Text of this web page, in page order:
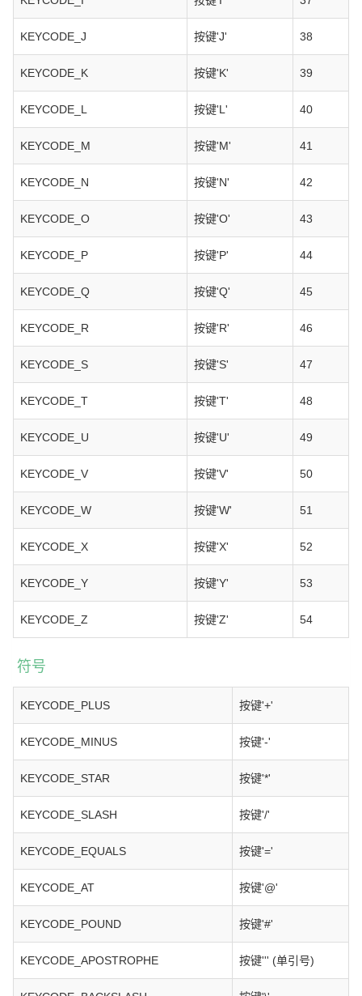
KEYCODE_J 按键'J' 38
KEYCODE_K 按键'K' 39
KEYCODE_L 按键'L' 40
KEYCODE_M 按键'M' 41
KEYCODE_N 按键'N' 42
KEYCODE_O 按键'O' 43
KEYCODE_P 按键'P' 44
KEYCODE_Q 按键'Q' 45
KEYCODE_R 按键'R' 46
KEYCODE_S 按键'S' 47
KEYCODE_T 按键'T' 48
KEYCODE_U 按键'U' 49
KEYCODE_V 按键'V' 50
KEYCODE_W 按键'W' 51
KEYCODE_X 按键'X' 52
KEYCODE_Y 按键'Y' 53
KEYCODE_Z 按键'Z' 54
符号
KEYCODE_PLUS 按键'+'
KEYCODE_MINUS 按键'-'
KEYCODE_STAR 按键'*'
KEYCODE_SLASH 按键'/'
KEYCODE_EQUALS 按键'='
KEYCODE_AT 按键'@'
KEYCODE_POUND 按键'#'
KEYCODE_APOSTROPHE 按键''' (单引号)